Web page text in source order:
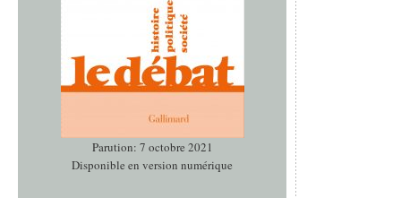
Parution: 7 octobre 2021
Disponible en version numérique